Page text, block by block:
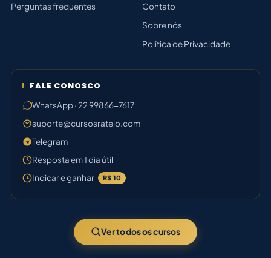
Perguntas frequentes
Contato
Sobre nós
Política de Privacidade
FALE CONOSCO
WhatsApp · 22 99866-7617
suporte@cursosrateio.com
Telegram
Resposta em 1 dia útil
Indicar e ganhar
R$ 10
Ver todos os cursos